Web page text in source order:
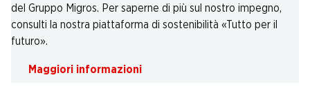
del Gruppo Migros. Per saperne di più sul nostro impegno,
consulti la nostra piattaforma di sostenibilità «Tutto per il
futuro».
Maggiori informazioni